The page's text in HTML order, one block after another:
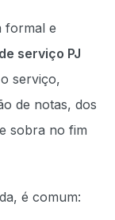
formal e
serviço PJ
serviço,
de notas, dos
sobra no fim
é comum: